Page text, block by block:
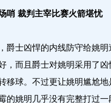
哨 裁判主宰比赛火箭堪忧
士凶悍的内线防守给姚明
，而且爵士对姚明采用了
移球。不过更让姚明尴尬地
的姚明几乎没有完整打过